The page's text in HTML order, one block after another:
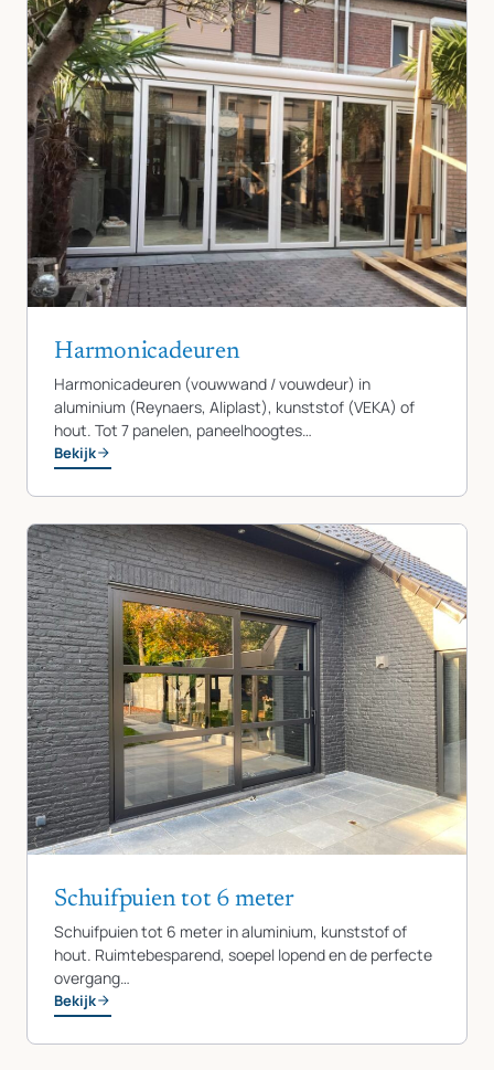
Harmonicadeuren
Harmonicadeuren (vouwwand / vouwdeur) in
aluminium (Reynaers, Aliplast), kunststof (VEKA) of
hout. Tot 7 panelen, paneelhoogtes…
Bekijk
Schuifpuien tot 6 meter
Schuifpuien tot 6 meter in aluminium, kunststof of
hout. Ruimtebesparend, soepel lopend en de perfecte
overgang…
Bekijk